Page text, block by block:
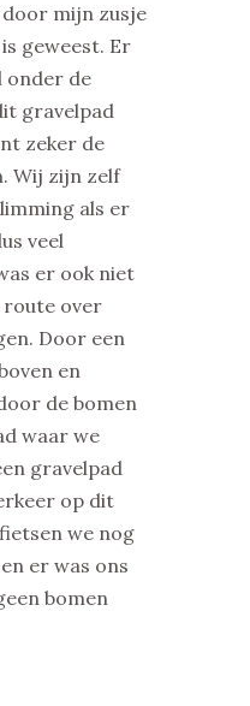
mijn zusje
geweest. Er
onder de
gravelpad
zeker de
Wij zijn zelf
als er
veel
er ook niet
over
Door een
en
de bomen
waar we
gravelpad
op dit
we nog
er was ons
bomen